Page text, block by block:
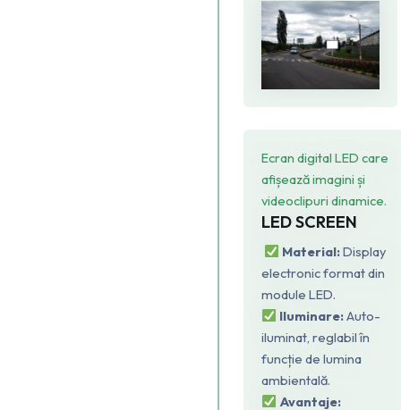
Ecran digital LED care
afișează imagini și
videoclipuri dinamice.
LED SCREEN
Material:Display
electronic format din
module LED.
Iluminare:Auto-
iluminat, reglabil în
funcție de lumina
ambientală.
Avantaje: